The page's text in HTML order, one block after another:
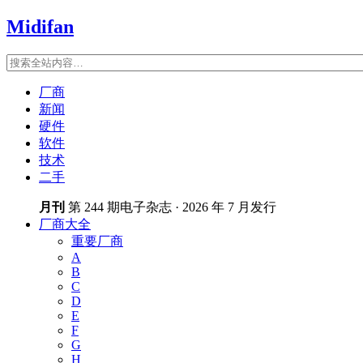
Midifan
厂商
新闻
硬件
软件
技术
二手
月刊 第 244 期电子杂志 · 2026 年 7 月发行
厂商大全
重要厂商
A
B
C
D
E
F
G
H